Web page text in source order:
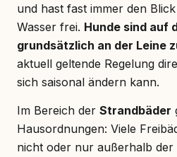
und hast fast immer den
Wasser frei. Hunde sind auf
grundsätzlich an der Leine
aktuell geltende Regelung
sich saisonal ändern kann.
Im Bereich der Strandbäder
Hausordnungen: Viele
nicht oder nur außerhalb der